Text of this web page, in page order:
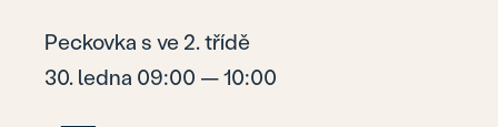
Peckovka s ve 2. třídě
30. ledna 09:00 — 10:00